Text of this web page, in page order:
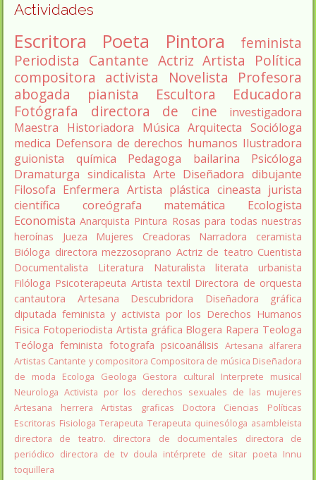
Actividades
Escritora Poeta Pintora
feminista
Periodista Cantante Actriz Artista
Política
compositora activista Novelista
Profesora
abogada
pianista Escultora
Educadora
Fotógrafa
directora de cine
investigadora
Maestra
Historiadora Música Arquitecta Socióloga
medica Defensora de derechos humanos Ilustradora
guionista
química Pedagoga bailarina
Psicóloga
Dramaturga sindicalista Arte Diseñadora dibujante
Filosofa Enfermera Artista plástica cineasta jurista
científica
coreógrafa matemática
Ecologista
Economista Anarquista Pintura Rosas para todas nuestras
heroínas
Jueza Mujeres Creadoras Narradora
ceramista
Bióloga directora mezzosoprano Actriz de teatro Cuentista
Documentalista
Literatura Naturalista literata
urbanista
Filóloga Psicoterapeuta Artista textil Directora de orquesta
cantautora
Artesana Descubridora
Diseñadora gráfica
diputada feminista y activista por los Derechos Humanos
Fisica Fotoperiodista Artista gráfica Blogera Rapera Teologa
Teóloga feminista fotografa psicoanálisis Artesana alfarera
Artistas Cantante y compositora Compositora de música Diseñadora
de moda
Ecologa Geologa Gestora cultural
Interprete musical
Neurologa Activista por los derechos sexuales de las mujeres
Artesana herrera
Artistas graficas
Doctora Ciencias Políticas
Escritoras Fisiologa Terapeuta Terapeuta quinesóloga asambleista
directora de teatro.
directora de documentales
directora de
periódico directora de tv doula intérprete de sitar poeta Innu
toquillera